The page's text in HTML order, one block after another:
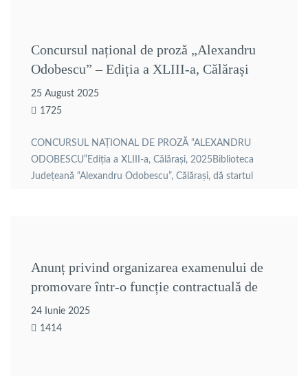
Concursul național de proză „Alexandru
Odobescu” – Ediția a XLIII-a, Călărași
25 August 2025
1725
CONCURSUL NAŢIONAL DE PROZĂ “ALEXANDRU
ODOBESCU”Ediţia a XLIII-a, Călăraşi, 2025Biblioteca
Judeţeană “Alexandru Odobescu”, Călăraşi, dă startul
Anunț privind organizarea examenului de
promovare într-o funcție contractuală de
execuție din cadrul – Compartimentului
Resurse Umane și din cadrul
24 Iunie 2025
1414